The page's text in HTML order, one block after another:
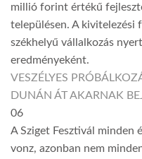
millió forint értékű
településen. A kivitelezési
székhelyű vállalkozás
eredményeként.
VESZÉLYES
DUNÁN ÁT AKARNAK
06
A Sziget Fesztivál minden
vonz, azonban nem